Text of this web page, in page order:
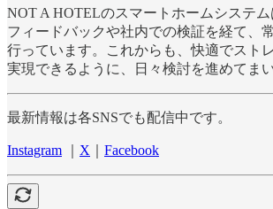
NOT A HOTELのスマートホームシステ
フィードバックや社内での検証を経て、
行っています。これからも、快適でスト
実現できるように、日々検討を進めてまい
最新情報は各SNSでも配信中です。
Instagram X Facebook